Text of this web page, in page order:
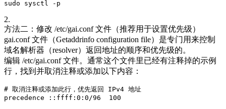
2.
方法二：修改 /etc/gai.conf 文件（推荐用于设置优先级）
gai.conf 文件（Getaddrinfo configuration file）是专门用来控制
域名解析器（resolver）返回地址的顺序和优先级的。
编辑 /etc/gai.conf 文件。通常这个文件里已经有注释掉的示例
行，找到并取消注释或添加以下内容：
# 取消注释或添加此行，优先返回 IPv4 地址